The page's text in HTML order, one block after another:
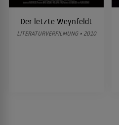
Der letzte Weynfeldt
LITERATURVERFILMUNG • 2010